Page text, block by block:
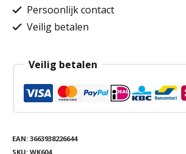
Persoonlijk contact
Veilig betalen
Veilig betalen
EAN: 3663938226644
SKU: WK604